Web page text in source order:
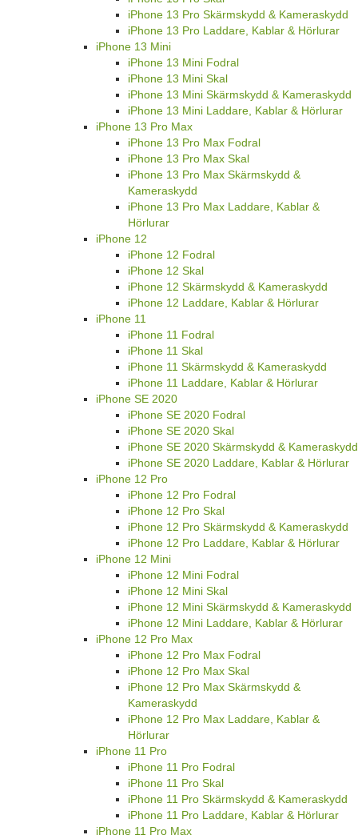
iPhone 13 Pro Skärmskydd & Kameraskydd
iPhone 13 Pro Laddare, Kablar & Hörlurar
iPhone 13 Mini
iPhone 13 Mini Fodral
iPhone 13 Mini Skal
iPhone 13 Mini Skärmskydd & Kameraskydd
iPhone 13 Mini Laddare, Kablar & Hörlurar
iPhone 13 Pro Max
iPhone 13 Pro Max Fodral
iPhone 13 Pro Max Skal
iPhone 13 Pro Max Skärmskydd &
Kameraskydd
iPhone 13 Pro Max Laddare, Kablar &
Hörlurar
iPhone 12
iPhone 12 Fodral
iPhone 12 Skal
iPhone 12 Skärmskydd & Kameraskydd
iPhone 12 Laddare, Kablar & Hörlurar
iPhone 11
iPhone 11 Fodral
iPhone 11 Skal
iPhone 11 Skärmskydd & Kameraskydd
iPhone 11 Laddare, Kablar & Hörlurar
iPhone SE 2020
iPhone SE 2020 Fodral
iPhone SE 2020 Skal
iPhone SE 2020 Skärmskydd & Kameraskydd
iPhone SE 2020 Laddare, Kablar & Hörlurar
iPhone 12 Pro
iPhone 12 Pro Fodral
iPhone 12 Pro Skal
iPhone 12 Pro Skärmskydd & Kameraskydd
iPhone 12 Pro Laddare, Kablar & Hörlurar
iPhone 12 Mini
iPhone 12 Mini Fodral
iPhone 12 Mini Skal
iPhone 12 Mini Skärmskydd & Kameraskydd
iPhone 12 Mini Laddare, Kablar & Hörlurar
iPhone 12 Pro Max
iPhone 12 Pro Max Fodral
iPhone 12 Pro Max Skal
iPhone 12 Pro Max Skärmskydd &
Kameraskydd
iPhone 12 Pro Max Laddare, Kablar &
Hörlurar
iPhone 11 Pro
iPhone 11 Pro Fodral
iPhone 11 Pro Skal
iPhone 11 Pro Skärmskydd & Kameraskydd
iPhone 11 Pro Laddare, Kablar & Hörlurar
iPhone 11 Pro Max